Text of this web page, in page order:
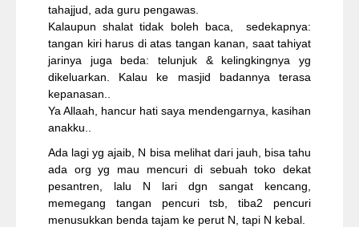
tahajjud, ada guru pengawas.
Kalaupun shalat tidak boleh baca, sedekapnya:
tangan kiri harus di atas tangan kanan, saat tahiyat
jarinya juga beda: telunjuk & kelingkingnya yg
dikeluarkan. Kalau ke masjid badannya terasa
kepanasan..
Ya Allaah, hancur hati saya mendengarnya, kasihan
anakku..
Ada lagi yg ajaib, N bisa melihat dari jauh, bisa tahu
ada org yg mau mencuri di sebuah toko dekat
pesantren, lalu N lari dgn sangat kencang,
memegang tangan pencuri tsb, tiba2 pencuri
menusukkan benda tajam ke perut N, tapi N kebal.